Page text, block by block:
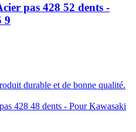
pas 428 52 dents -
9
durable et de bonne qualité.